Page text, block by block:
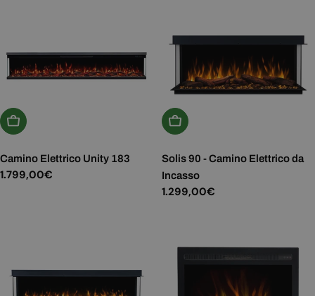
Aggiungi Al Carrello
Camino Elettrico Unity 183
Prezzo
1.799,00€
Aggiungi Al Carrello
Solis 90 - Camino Elettrico da
Incasso
Prezzo
1.299,00€